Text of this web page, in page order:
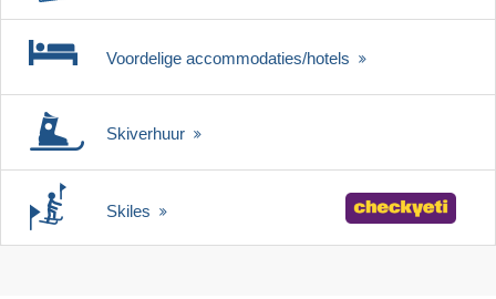
Voordelige accommodaties/hotels
Skiverhuur
Skiles